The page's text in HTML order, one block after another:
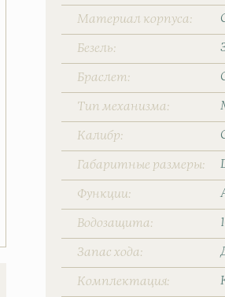
Материал корпуса
Безель
Браслет
Тип механизма
Калибр
Габаритные размеры
Функции
Водозащита
Запас хода
Комплектация